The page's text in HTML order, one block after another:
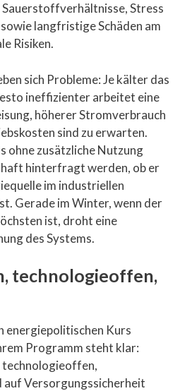
Stress
langfristige Schäden am
Risiken.
sich Probleme: Je kälter das
ineffizienter arbeitet eine
höherer Stromverbrauch
sind zu erwarten.
ohne zusätzliche Nutzung
hinterfragt werden, ob er
im industriellen
Gerade im Winter, wenn der
ist, droht eine
des Systems.
technologieoffen,
energiepolitischen Kurs
Programm steht klar:
technologieoffen,
Versorgungssicherheit